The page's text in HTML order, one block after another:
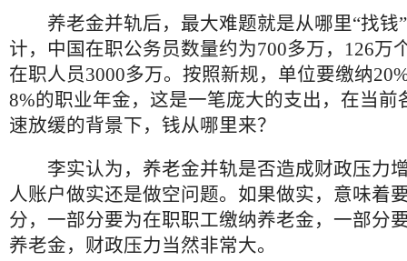
养老金并轨后，最大难题就是从哪里“找钱
计，中国在职公务员数量约为700多万，126万
在职人员3000多万。按照新规，单位要缴纳
8%的职业年金，这是一笔庞大的支出，在当前
速放缓的背景下，钱从哪里来？
李实认为，养老金并轨是否造成财政压力
人账户做实还是做空问题。如果做实，意味着
分，一部分要为在职职工缴纳养老金，一部分
养老金，财政压力当然非常大。